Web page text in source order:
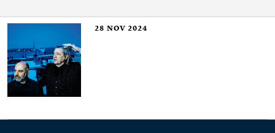
28 NOV 2024